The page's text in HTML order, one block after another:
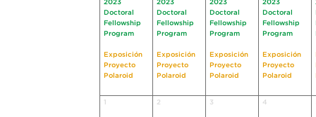
2023
Doctoral
Fellowship
Program
Exposición
Proyecto
Polaroid
2023
Doctoral
Fellowship
Program
Exposición
Proyecto
Polaroid
2023
Doctoral
Fellowship
Program
Exposición
Proyecto
Polaroid
2023
Doctoral
Fellowship
Program
Exposición
Proyecto
Polaroid
2 3 4